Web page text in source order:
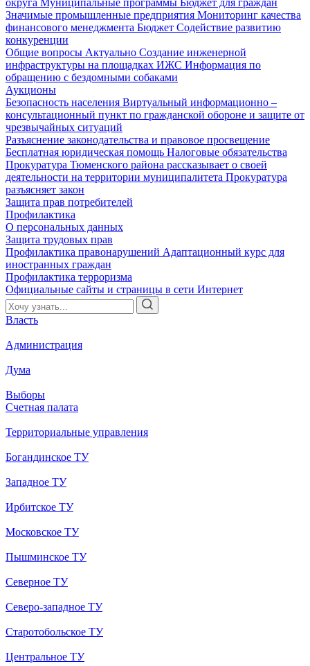
округа Муниципальные программы Бюджет для граждан
Значимые промышленные предприятия Мониторинг качества
финансового менеджмента Бюджет Содействие развитию
конкуренции
Общие вопросы Актуально Создание инженерной
инфраструктуры на площадках ИЖС Информация по
обращению с бездомными собаками
Аукционы
Безопасность населения Виртуальный информационно –
консультационный пункт по гражданской обороне и защите от
чрезвычайных ситуаций
Разъяснение законодательства и правовое просвещение
Бесплатная юридическая помощь Налоговые обязательства
Прокуратура Тюменского района рассказывает о своей
деятельности на территории муниципалитета Прокуратура
разъясняет закон
Защита прав потребителей
Профилактика
О персональных данных
Защита трудовых прав
Профилактика правонарушений Адаптационный курс для
иностранных граждан
Профилактика терроризма
Официальные сайты и страницы в сети Интернет
Власть
Администрация
Дума
Выборы
Счетная палата
Территориальные управления
Богандинское ТУ
Западное ТУ
Ирбитское ТУ
Московское ТУ
Пышминское ТУ
Северное ТУ
Северо-западное ТУ
Старотобольское ТУ
Центральное ТУ